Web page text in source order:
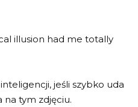
jeśli szybko uda
na tym zdjęciu.